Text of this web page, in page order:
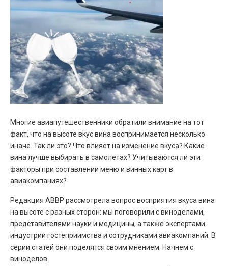
Многие авиапутешественники обратили внимание на тот
факт, что на высоте вкус вина воспринимается несколько
иначе. Так ли это? Что влияет на изменение вкуса? Какие
вина лучше выбирать в самолетах? Учитываются ли эти
факторы при составлении меню и винных карт в
авиакомпаниях?
Редакция АВВР рассмотрела вопрос восприятия вкуса вина
на высоте с разных сторон: мы поговорили с виноделами,
представителями науки и медицины, а также экспертами
индустрии гостеприимства и сотрудниками авиакомпаний. В
серии статей они поделятся своим мнением. Начнем с
виноделов.